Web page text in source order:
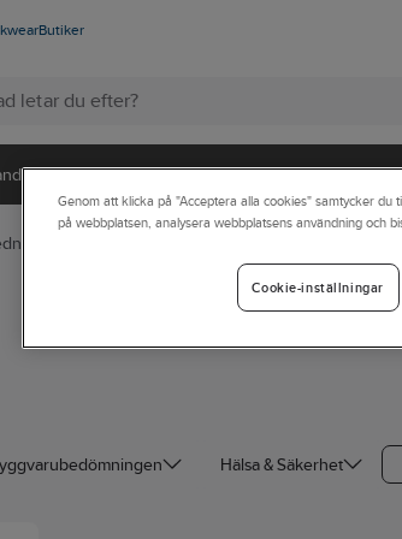
Butiker
hos oss
Hälsa & Säkerhet
Genom att klicka på "Acceptera alla cookies" samtycker
på webbplatsen, analysera webbplatsens användning och
Cookie-inställningar